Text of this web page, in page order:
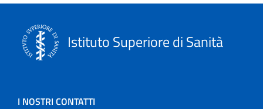
Istituto Superiore di Sanità
I NOSTRI CONTATTI